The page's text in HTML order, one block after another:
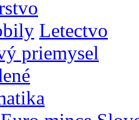
Letectvo
priemysel